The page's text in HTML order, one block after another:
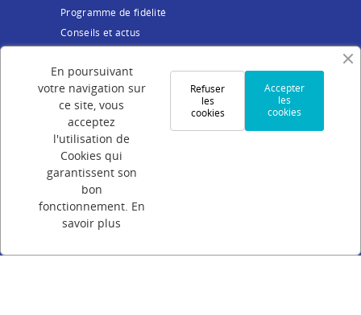
Programme de fidélité
Conseils et actus
Mentions légales
Conditions Générales de Vente
Politique de confidentialité
Cookies
Votre compte
Connexion
Suivi de commande
En poursuivant
votre navigation sur
ce site, vous
acceptez
l'utilisation de
Cookies qui
garantissent son
bon
fonctionnement. En
savoir plus
Accepter
les
cookies
Refuser
les
cookies